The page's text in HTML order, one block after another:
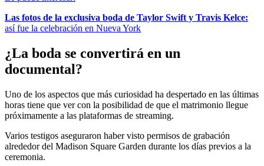
Las fotos de la exclusiva boda de Taylor Swift y Travis Kelce:
así fue la celebración en Nueva York
¿La boda se convertirá en un
documental?
Uno de los aspectos que más curiosidad ha despertado en las últimas
horas tiene que ver con la posibilidad de que el matrimonio llegue
próximamente a las plataformas de streaming.
Varios testigos aseguraron haber visto permisos de grabación
alrededor del Madison Square Garden durante los días previos a la
ceremonia.